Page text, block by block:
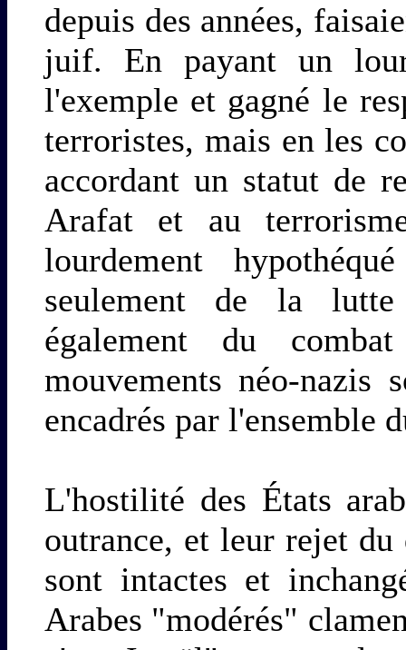
depuis des années,
juif. En payant un
l'exemple et gagné le
terroristes, mais en les
accordant un statut de
Arafat et au
lourdement
seulement de la
également du
mouvements néo-nazis
encadrés par l'ensemble
L'hostilité des États
outrance, et leur rejet
sont intactes et
Arabes "modérés"